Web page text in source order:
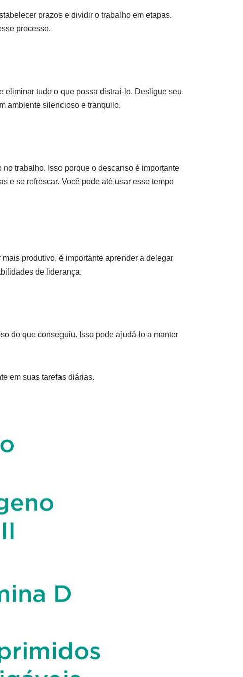
prazos e dividir o trabalho em etapas.
processo.
eliminar tudo o que possa distraí-lo. Desligue seu
ambiente silencioso e tranquilo.
trabalho. Isso porque o descanso é importante
e se refrescar. Você pode até usar esse tempo
produtivo, é importante aprender a delegar
de liderança.
do que conseguiu. Isso pode ajudá-lo a manter
em suas tarefas diárias.